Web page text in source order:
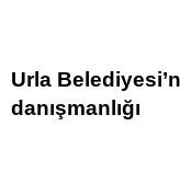
Urla
danışmanlığı